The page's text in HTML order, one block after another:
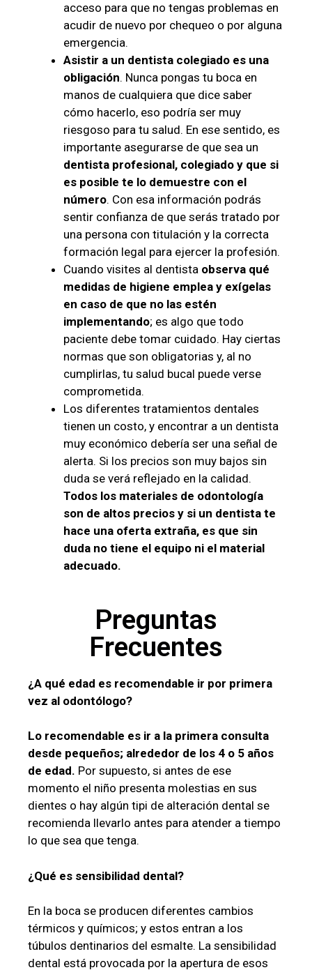
acceso para que no tengas problemas en
acudir de nuevo por chequeo o por alguna
emergencia.
Asistir a un dentista colegiado es una
obligación. Nunca pongas tu boca en
manos de cualquiera que dice saber
cómo hacerlo, eso podría ser muy
riesgoso para tu salud. En ese sentido, es
importante asegurarse de que sea un
dentista profesional, colegiado y que si
es posible te lo demuestre con el
número. Con esa información podrás
sentir confianza de que serás tratado por
una persona con titulación y la correcta
formación legal para ejercer la profesión.
Cuando visites al dentista observa qué
medidas de higiene emplea y exígelas
en caso de que no las estén
implementando; es algo que todo
paciente debe tomar cuidado. Hay ciertas
normas que son obligatorias y, al no
cumplirlas, tu salud bucal puede verse
comprometida.
Los diferentes tratamientos dentales
tienen un costo, y encontrar a un dentista
muy económico debería ser una señal de
alerta. Si los precios son muy bajos sin
duda se verá reflejado en la calidad.
Todos los materiales de odontología
son de altos precios y si un dentista te
hace una oferta extraña, es que sin
duda no tiene el equipo ni el material
adecuado.
Preguntas
Frecuentes
¿A qué edad es recomendable ir por primera
vez al odontólogo?
Lo recomendable es ir a la primera consulta
desde pequeños; alrededor de los 4 o 5 años
de edad. Por supuesto, si antes de ese
momento el niño presenta molestias en sus
dientes o hay algún tipi de alteración dental se
recomienda llevarlo antes para atender a tiempo
lo que sea que tenga.
¿Qué es sensibilidad dental?
En la boca se producen diferentes cambios
térmicos y químicos; y estos entran a los
túbulos dentinarios del esmalte. La sensibilidad
dental está provocada por la apertura de esos